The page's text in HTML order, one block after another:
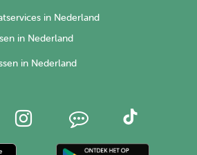
in Nederland
in Nederland
in Nederland